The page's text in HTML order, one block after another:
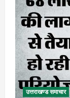
उत्तराखण्ड समाचार